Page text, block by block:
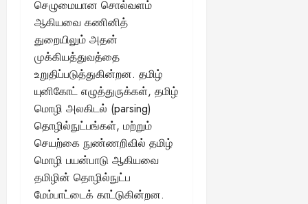
செழுமையான சொல்வளம்
ஆகியவை கணினித்
துறையிலும் அதன்
முக்கியத்துவத்தை
உறுதிப்படுத்துகின்றன. தமிழ்
யுனிகோட் எழுத்துருக்கள், தமிழ்
மொழி அலகிடல் (parsing)
தொழில்நுட்பங்கள், மற்றும்
செயற்கை நுண்ணறிவில் தமிழ்
மொழி பயன்பாடு ஆகியவை
தமிழின் தொழில்நுட்ப
மேம்பாட்டைக் காட்டுகின்றன.